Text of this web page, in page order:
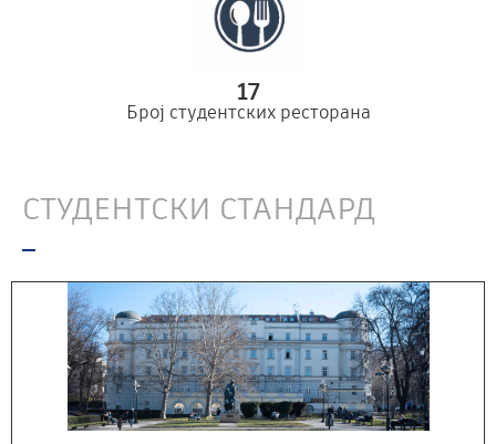
Број студентских ресторана
17
СТУДЕНТСКИ СТАНДАРД